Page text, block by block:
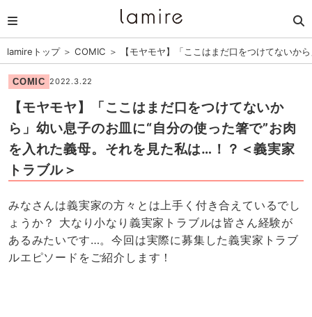
lamireトップ＞ COMIC ＞ 【モヤモヤ】「ここはまだ口をつけてないか
COMIC 2022.3.22
【モヤモヤ】「ここはまだ口をつけてないか
ら」幼い息子のお皿に“自分の使った箸で”お肉
を入れた義母。それを見た私は…！？＜義実家
トラブル＞
みなさんは義実家の方々とは上手く付き合えているでし
ょうか？ 大なり小なり義実家トラブルは皆さん経験が
あるみたいです…。今回は実際に募集した義実家トラブ
ルエピソードをご紹介します！